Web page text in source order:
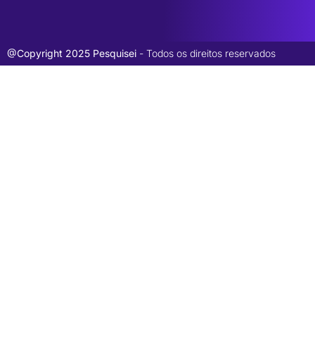
@Copyright 2025 Pesquisei - Todos os direitos reservados